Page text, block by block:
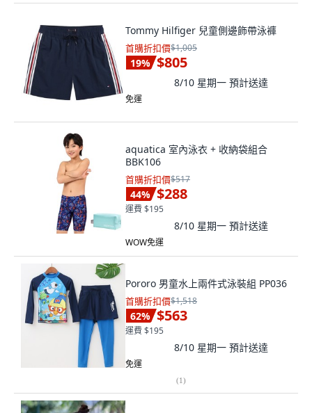
Tommy Hilfiger 兒童側邊飾帶泳褲
首購折扣價$1,005
19% $805
8/10 星期一 預計送達
免運
aquatica 室內泳衣 + 收納袋組合
BBK106
首購折扣價$517
44% $288
運費 $195
8/10 星期一 預計送達
WOW免運
Pororo 男童水上兩件式泳裝組 PP036
首購折扣價$1,518
62% $563
運費 $195
8/10 星期一 預計送達
免運
(1)